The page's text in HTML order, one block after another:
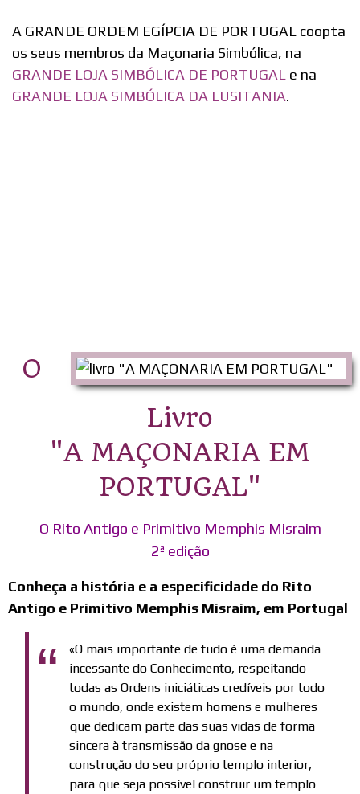
A GRANDE ORDEM EGÍPCIA DE PORTUGAL coopta
os seus membros da Maçonaria Simbólica, na
GRANDE LOJA SIMBÓLICA DE PORTUGAL e na
GRANDE LOJA SIMBÓLICA DA LUSITANIA.
O
Livro
"A MAÇONARIA EM
PORTUGAL"
O Rito Antigo e Primitivo Memphis Misraim
2ª edição
Conheça a história e a especificidade do Rito
Antigo e Primitivo Memphis Misraim, em Portugal
«O mais importante de tudo é uma demanda
incessante do Conhecimento, respeitando
todas as Ordens iniciáticas credíveis por todo
o mundo, onde existem homens e mulheres
que dedicam parte das suas vidas de forma
sincera à transmissão da gnose e na
construção do seu próprio templo interior,
para que seja possível construir um templo